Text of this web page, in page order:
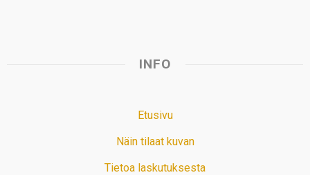
INFO
Etusivu
Näin tilaat kuvan
Tietoa laskutuksesta